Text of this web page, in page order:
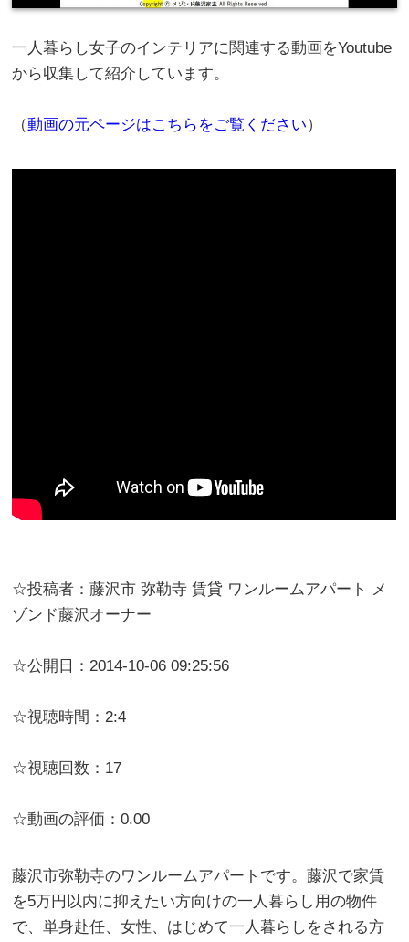
一人暮らし女子のインテリアに関連する動画をYoutube
から収集して紹介しています。
（動画の元ページはこちらをご覧ください）
☆投稿者：藤沢市 弥勒寺 賃貸 ワンルームアパート メ
ゾンド藤沢オーナー
☆公開日：2014-10-06 09:25:56
☆視聴時間：2:4
☆視聴回数：17
☆動画の評価：0.00
藤沢市弥勒寺のワンルームアパートです。藤沢で家賃
を5万円以内に抑えたい方向けの一人暮らし用の物件
で、単身赴任、女性、はじめて一人暮らしをされる方